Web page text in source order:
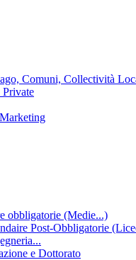
Comuni, Collectività
Private
obbligatorie (Medie...)
Post-Obbligatorie
e Dottorato